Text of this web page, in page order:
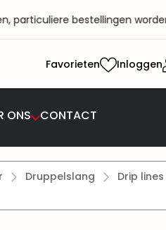
bestellingen worden
Favorieten Inloggen
ONS CONTACT
Druppelslang
Drip